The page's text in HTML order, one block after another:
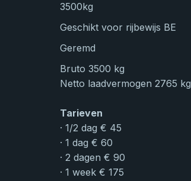
3500kg
Geschikt voor rijbewijs BE
Geremd
Bruto 3500 kg
Netto laadvermogen 2765 kg
Tarieven
· 1/2 dag € 45
· 1 dag € 60
· 2 dagen € 90
· 1 week € 175